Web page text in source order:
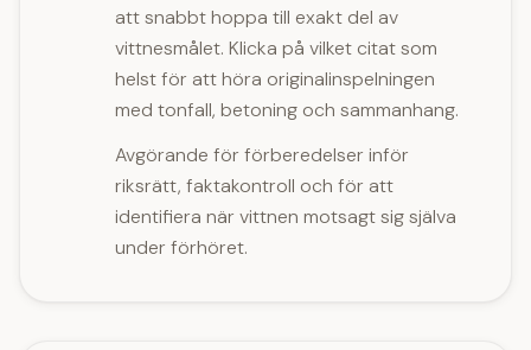
att snabbt hoppa till exakt del av
vittnesmålet. Klicka på vilket citat som
helst för att höra originalinspelningen
med tonfall, betoning och sammanhang.
Avgörande för förberedelser inför
riksrätt, faktakontroll och för att
identifiera när vittnen motsagt sig själva
under förhöret.